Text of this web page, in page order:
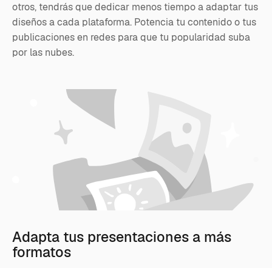
otros, tendrás que dedicar menos tiempo a adaptar tus
diseños a cada plataforma. Potencia tu contenido o tus
publicaciones en redes para que tu popularidad suba
por las nubes.
Adapta tus presentaciones a más
formatos